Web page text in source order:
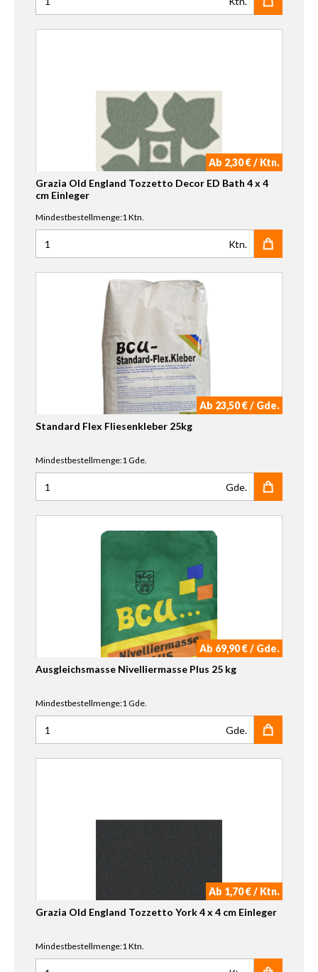
Anzahl für Grazia Old England Tozzetto Decor BLACK
Ab 2,30 € / Ktn.
Grazia Old England Tozzetto Decor ED Bath 4 x 4
cm Einleger
Mindestbestellmenge:1 Ktn.
Anzahl für Grazia Old England Tozzetto Decor ED Bath 4
Ktn.
Ab 23,50 € / Gde.
Standard Flex Fliesenkleber 25kg
Mindestbestellmenge:1 Gde.
Anzahl für Standard Flex Fliesenkleber 25kg
Gde.
Ab 69,90 € / Gde.
Ausgleichsmasse Nivelliermasse Plus 25 kg
Mindestbestellmenge:1 Gde.
Anzahl für Ausgleichsmasse Nivelliermasse Plus 25 kg
Gde.
Ab 1,70 € / Ktn.
Grazia Old England Tozzetto York 4 x 4 cm Einleger
Mindestbestellmenge:1 Ktn.